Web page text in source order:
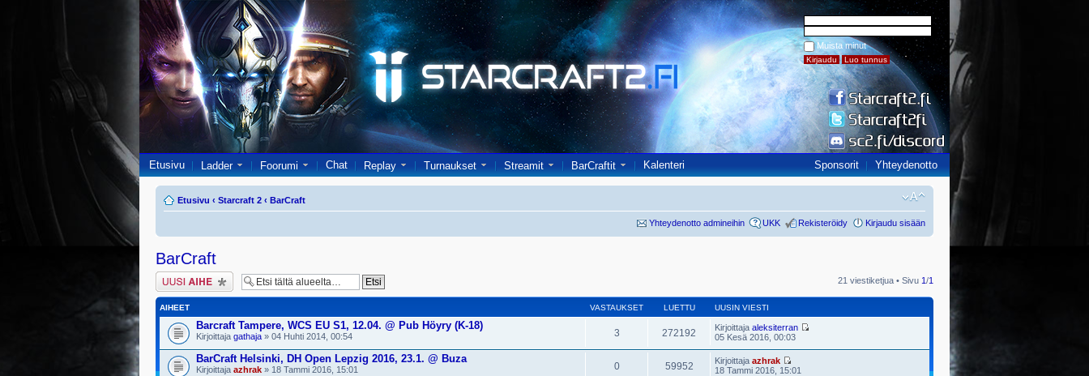
Muista minut
Etusivu Ladder Foorumi Chat Replay Turnaukset Streamit BarCraftit Kalenteri Sponsorit Yhteydenotto
Etusivu ‹ Starcraft 2 ‹ BarCraft
Yhteydenotto admineihin UKK Rekisteröidy Kirjaudu sisään
BarCraft
Lähetä uusi viesti 21 viestiketjua • Sivu 1/1
AIHEET VASTAUKSET LUETTU UUSIN VIESTI
Barcraft Tampere, WCS EU S1, 12.04. @ Pub Höyry (K-18)
Kirjoittaja gathaja » 04 Huhti 2014, 00:54 3 272192 Kirjoittaja aleksiterran
05 Kesä 2016, 00:03
BarCraft Helsinki, DH Open Lepzig 2016, 23.1. @ Buza
Kirjoittaja azhrak » 18 Tammi 2016, 15:01 0 59952 Kirjoittaja azhrak
18 Tammi 2016, 15:01